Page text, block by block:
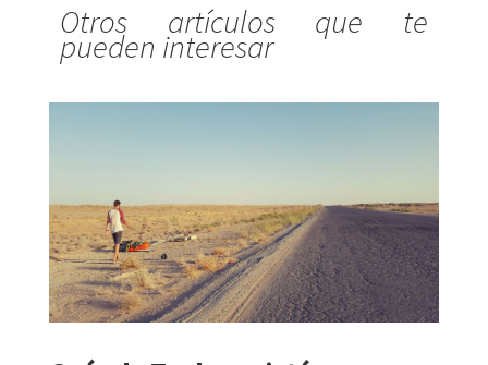
Otros artículos que te
pueden interesar